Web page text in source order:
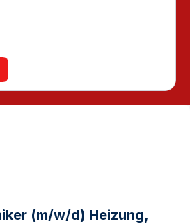
(m/w/d) Heizung,